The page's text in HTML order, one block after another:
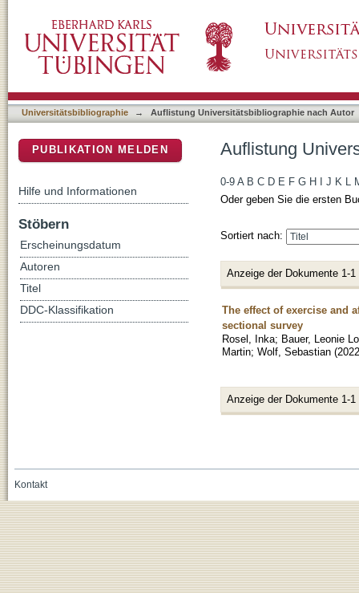
Universitätsbibliographie → Auflistung Universitätsbibliographie nach Autor
Auflistung
0-9 A B C D E F G H J K L
Oder geben Sie die ersten
Sortiert nach:
Anzeige der Dokumente 1-1
The effect of exercise and
sectional survey
Rosel, Inka; Bauer, Leonie
Martin; Wolf, Sebastian (2022
Anzeige der Dokumente 1-1
PUBLIKATION MELDEN
Hilfe und Informationen
Stöbern
Erscheinungsdatum
Autoren
Titel
DDC-Klassifikation
Kontakt